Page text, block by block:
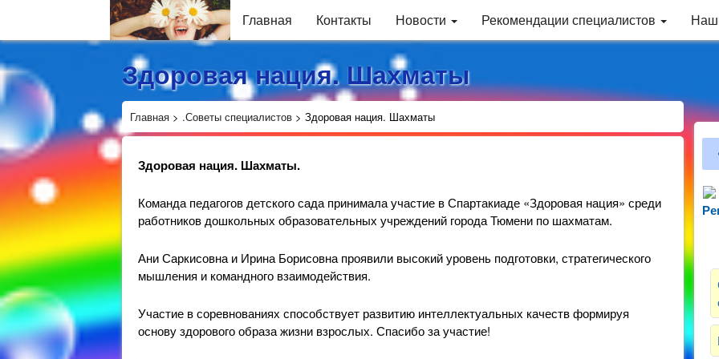
Главная Контакты Новости Рекомендации специалистов
Здоровая нация. Шахматы
Главная > .Советы специалистов > Здоровая нация. Шахматы
Здоровая нация. Шахматы.
Команда педагогов детского сада принимала участие в Спартакиаде «Здоровая нация» среди
работников дошкольных образовательных учреждений города Тюмени по шахматам.
Ани Саркисовна и Ирина Борисовна проявили высокий уровень подготовки, стратегического
мышления и командного взаимодействия.
Участие в соревнованиях способствует развитию интеллектуальных качеств формируя
основу здорового образа жизни взрослых. Спасибо за участие!